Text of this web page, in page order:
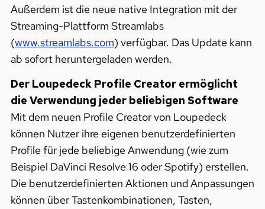
Außerdem ist die neue native Integration mit der
Streaming-Plattform Streamlabs
(www.streamlabs.com) verfügbar. Das Update kann
ab sofort heruntergeladen werden.
Der Loupedeck Profile Creator ermöglicht
die Verwendung jeder beliebigen Software
Mit dem neuen Profile Creator von Loupedeck
können Nutzer ihre eigenen benutzerdefinierten
Profile für jede beliebige Anwendung (wie zum
Beispiel DaVinci Resolve 16 oder Spotify) erstellen.
Die benutzerdefinierten Aktionen und Anpassungen
können über Tastenkombinationen, Tasten,